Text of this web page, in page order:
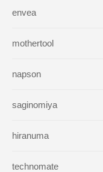
envea
mothertool
napson
saginomiya
hiranuma
technomate